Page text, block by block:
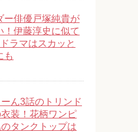
ー俳優戸塚純貴が
！伊藤淳史に似て
ラマはスカッと
も
ん3話のトリンド
装！花柄ワンピ
タンクトップは